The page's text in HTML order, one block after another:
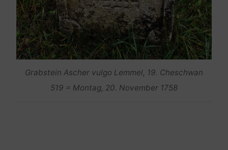
Grabstein Ascher vulgo Lemmel, 19. Cheschwan
519 = Montag, 20. November 1758